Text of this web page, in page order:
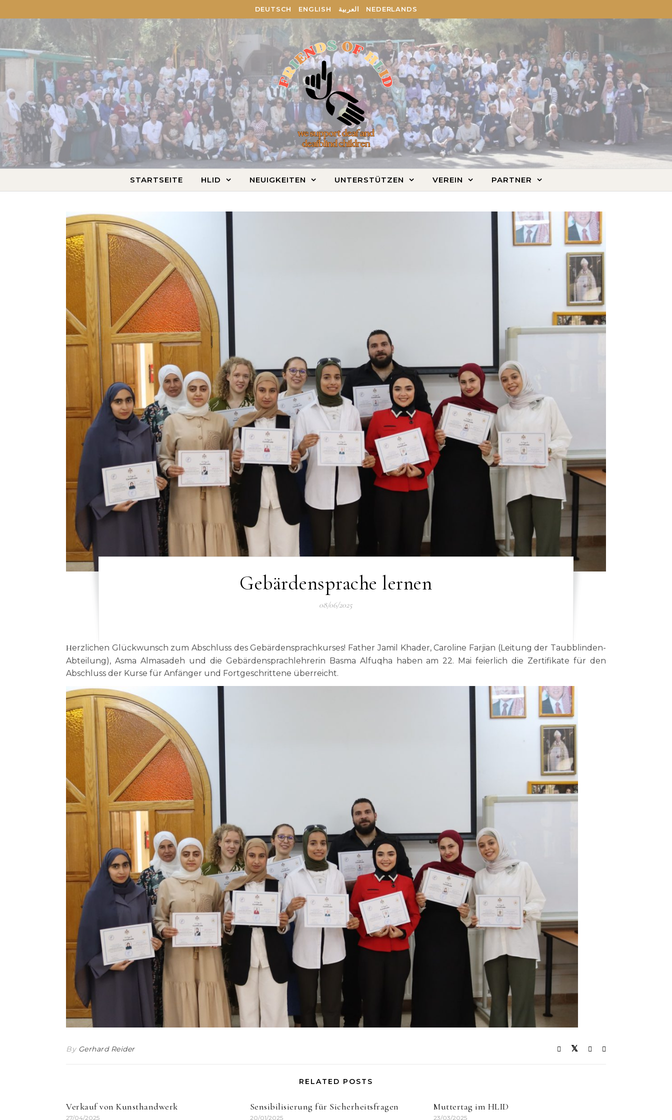
DEUTSCH ENGLISH العربية NEDERLANDS
STARTSEITE HLID NEUIGKEITEN UNTERSTÜTZEN VEREIN PARTNER
Gebärdensprache lernen
08/06/2025
Herzlichen Glückwunsch zum Abschluss des Gebärdensprachkurses! Father Jamil Khader, Caroline Farjian (Leitung der Taubblinden-
Abteilung), Asma Almasadeh und die Gebärdensprachlehrerin Basma Alfuqha haben am 22. Mai feierlich die Zertifikate für den
Abschluss der Kurse für Anfänger und Fortgeschrittene überreicht.
By Gerhard Reider
RELATED POSTS
Verkauf von Kunsthandwerk
27/04/2025
Sensibilisierung für Sicherheitsfragen
20/01/2025
Muttertag im HLID
23/03/2025